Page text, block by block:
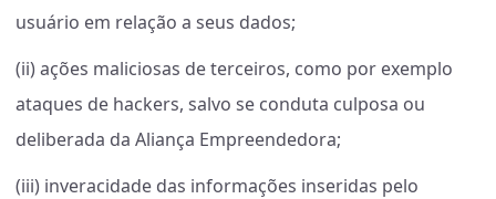
usuário em relação a seus dados;
(ii) ações maliciosas de terceiros, como por exemplo
ataques de hackers, salvo se conduta culposa ou
deliberada da Aliança Empreendedora;
(iii) inveracidade das informações inseridas pelo